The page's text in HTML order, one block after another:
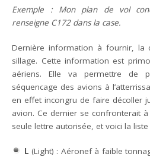
Exemple : Mon plan de vol
renseigne C172 dans la case.
Dernière information à fournir, la
sillage. Cette information est
aériens. Elle va permettre de
séquencage des avions à
en effet incongru de faire décoller
avion. Ce dernier se confronterait
seule lettre autorisée, et voici la
L (Light) : Aéronef à faible